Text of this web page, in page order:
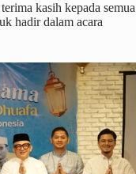
kasih kepada semua
hadir dalam acara